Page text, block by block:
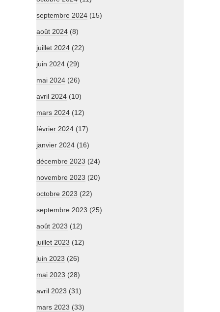
septembre 2024 (15)
août 2024 (8)
juillet 2024 (22)
juin 2024 (29)
mai 2024 (26)
avril 2024 (10)
mars 2024 (12)
février 2024 (17)
janvier 2024 (16)
décembre 2023 (24)
novembre 2023 (20)
octobre 2023 (22)
septembre 2023 (25)
août 2023 (12)
juillet 2023 (12)
juin 2023 (26)
mai 2023 (28)
avril 2023 (31)
mars 2023 (33)